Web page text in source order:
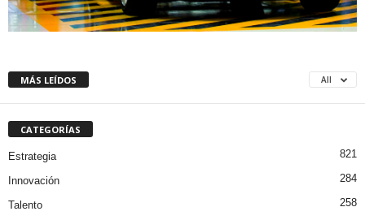
MÁS LEÍDOS All
CATEGORÍAS
Estrategia 821
Innovación 284
Talento 258